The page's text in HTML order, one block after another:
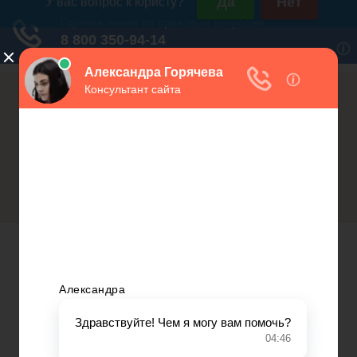
Регистрация ИП в ФСС в качестве
+7(800)350-23-69 доб.603 +7(499)577-00-25 доб.603